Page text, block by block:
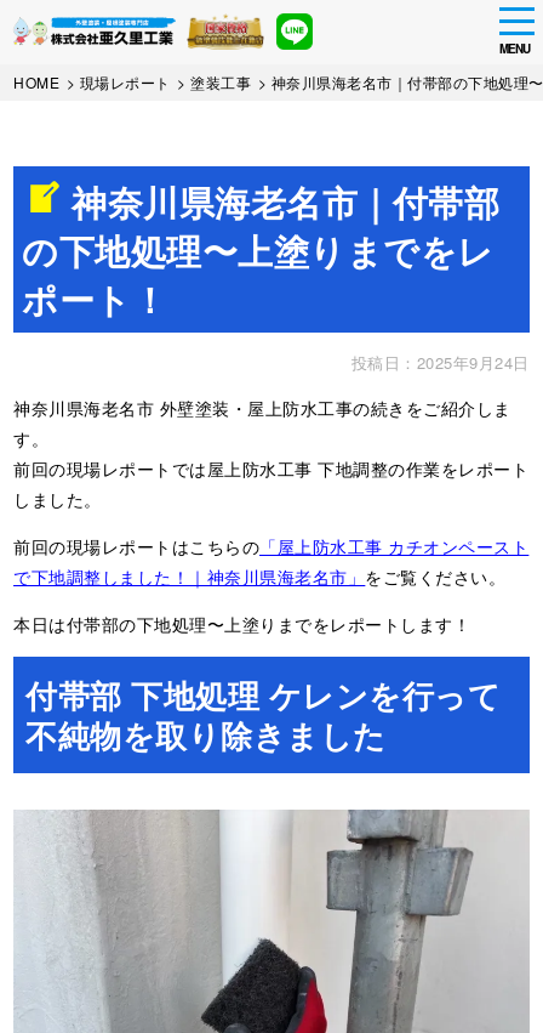
Skip
MENU
HOME > 現場レポート >塗装工事 > 神奈川県海老名市｜付帯部の下地処理
神奈川県海老名市｜付帯部
の下地処理〜上塗りまでをレ
ポート！
投稿日：2025年9月24日
神奈川県海老名市 外壁塗装・屋上防水工事の続きをご紹介しま
す。
前回の現場レポートでは屋上防水工事 下地調整の作業をレポート
しました。
前回の現場レポートはこちらの 「屋上防水工事 カチオンペースト
で下地調整しました！｜神奈川県海老名市」 をご覧ください。
本日は付帯部の下地処理〜上塗りまでをレポートします！
付帯部 下地処理 ケレンを行って
不純物を取り除きました